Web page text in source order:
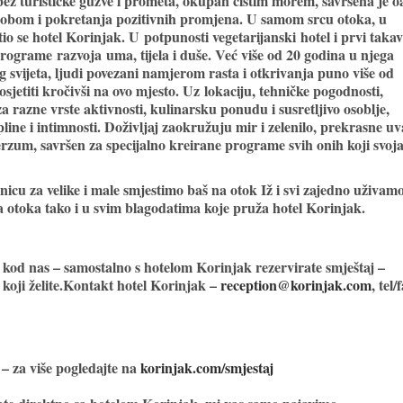
i pokretanja pozitivnih promjena. U samom srcu otoka, u
se hotel Korinjak. U potpunosti vegetarijanski hotel i prvi
razvoja uma, tijela i duše. Već više od 20 godina u njega
svijeta, ljudi povezani namjerom rasta i otkrivanja puno više od
kročivši na ovo mjesto. Uz lokaciju, tehničke pogodnosti,
razne vrste aktivnosti, kulinarsku ponudu i susretljivo osoblje,
i intimnosti.Doživljaj zaokružuju mir i zelenilo, prekrasne
savršen za specijalno kreirane programe svih onih koji svoja
za velike i male smjestimo baš na otok Iž i svi zajedno
tako i u svim blagodatima koje pruža hotel Korinjak.
nas – samostalno s hotelom Korinjak rezervirate smještaj –
želite.Kontakt hotel Korinjak –reception@korinjak.com, tel/
za više pogledajte nakorinjak.com/smjestaj